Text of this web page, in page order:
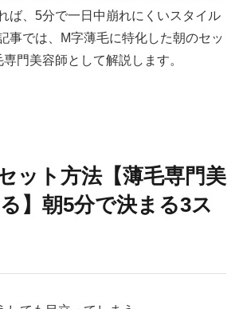
ば、5分で一日中崩れにくいスタイル
事では、M字薄毛に特化した朝のセッ
門美容師として解説します。
ット方法【薄毛専門美
】朝5分で決まる3ス